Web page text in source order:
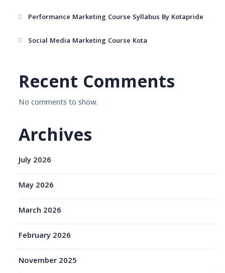
Performance Marketing Course Syllabus By Kotapride
Social Media Marketing Course Kota
Recent Comments
No comments to show.
Archives
July 2026
May 2026
March 2026
February 2026
November 2025